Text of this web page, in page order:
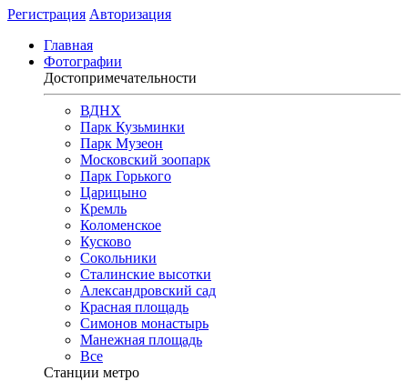
Регистрация Авторизация
Главная
Фотографии
Достопримечательности
ВДНХ
Парк Кузьминки
Парк Музеон
Московский зоопарк
Парк Горького
Царицыно
Кремль
Коломенское
Кусково
Сокольники
Сталинские высотки
Александровский сад
Красная площадь
Симонов монастырь
Манежная площадь
Все
Станции метро